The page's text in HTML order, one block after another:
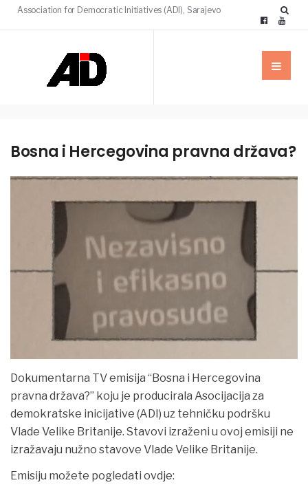
Association for Democratic Initiatives (ADI), Sarajevo
Bosna i Hercegovina pravna država?
MULTIMEDIJA
Dokumentarna TV emisija “Bosna i Hercegovina
pravna država?” koju je producirala Asocijacija za
demokratske inicijative (ADI) uz tehničku podršku
Vlade Velike Britanije. Stavovi izraženi u ovoj emisiji ne
izražavaju nužno stavove Vlade Velike Britanije.
Emisiju možete pogledati ovdje: